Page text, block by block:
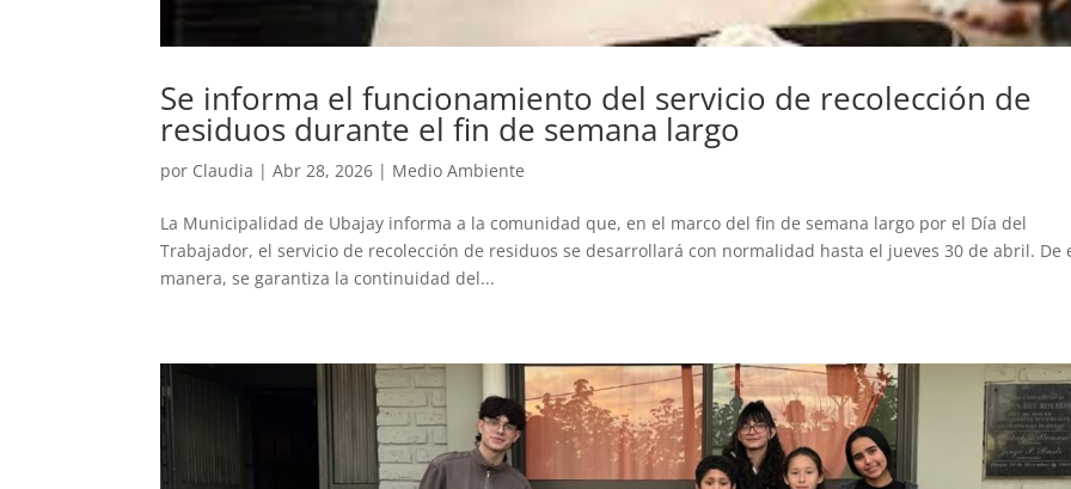
Se informa el funcionamiento del servicio de recolección de
residuos durante el fin de semana largo
por Claudia |Abr 28, 2026 | Medio Ambiente
La Municipalidad de Ubajay informa a la comunidad que, en el marco del fin de semana largo por el Día del
Trabajador, el servicio de recolección de residuos se desarrollará con normalidad hasta el jueves 30 de abril. De
manera, se garantiza la continuidad del...